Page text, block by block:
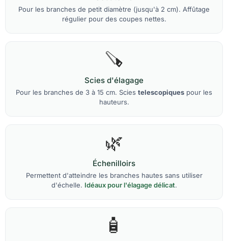
Pour les branches de petit diamètre (jusqu'à 2 cm). Affûtage
régulier pour des coupes nettes.
🪚
Scies d'élagage
Pour les branches de 3 à 15 cm. Scies telescopiques pour les
hauteurs.
🌿
Échenilloirs
Permettent d'atteindre les branches hautes sans utiliser
d'échelle. Idéaux pour l'élagage délicat.
🧴